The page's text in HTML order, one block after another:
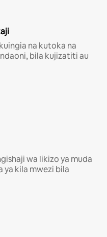
na kutoka na
bila kujizatiti au
wa likizo ya muda
ya kila mwezi bila